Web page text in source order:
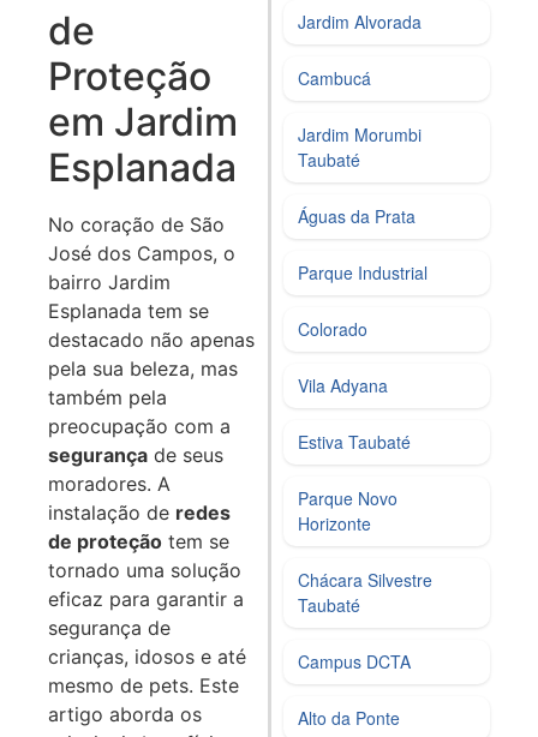
de
Proteção
em Jardim
Esplanada
No coração de São
José dos Campos, o
bairro Jardim
Esplanada tem se
destacado não apenas
pela sua beleza, mas
também pela
preocupação com a
segurança de seus
moradores. A
instalação de redes
de proteção tem se
tornado uma solução
eficaz para garantir a
segurança de
crianças, idosos e até
mesmo de pets. Este
artigo aborda os
Jardim Alvorada
Cambucá
Jardim Morumbi
Taubaté
Águas da Prata
Parque Industrial
Colorado
Vila Adyana
Estiva Taubaté
Parque Novo
Horizonte
Chácara Silvestre
Taubaté
Campus DCTA
Alto da Ponte